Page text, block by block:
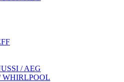
/ AEG
WHIRLPOOL